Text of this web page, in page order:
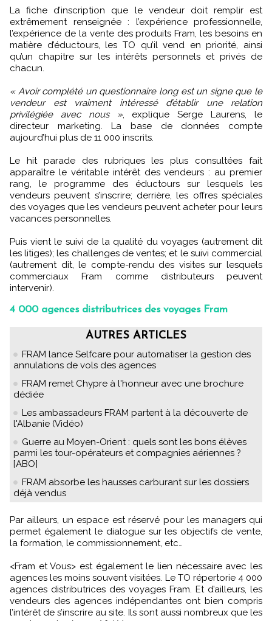
La fiche d’inscription que le vendeur doit remplir est
extrêmement renseignée : l’expérience professionnelle,
l’expérience de la vente des produits Fram, les besoins en
matière d’éductours, les TO qu’il vend en priorité, ainsi
qu’un chapitre sur les intérêts personnels et privés de
chacun.
« Avoir complété un questionnaire long est un signe que le
vendeur est vraiment intéressé d’établir une relation
privilégiée avec nous », explique Serge Laurens, le
directeur marketing. La base de données compte
aujourd’hui plus de 11 000 inscrits.
Le hit parade des rubriques les plus consultées fait
apparaître le véritable intérêt des vendeurs : au premier
rang, le programme des éductours sur lesquels les
vendeurs peuvent s’inscrire; derrière, les offres spéciales
des voyages que les vendeurs peuvent acheter pour leurs
vacances personnelles.
Puis vient le suivi de la qualité du voyages (autrement dit
les litiges); les challenges de ventes; et le suivi commercial
(autrement dit, le compte-rendu des visites sur lesquels
commerciaux Fram comme distributeurs peuvent
intervenir).
4 000 agences distributrices des voyages Fram
AUTRES ARTICLES
FRAM lance Selfcare pour automatiser la gestion des
annulations de vols des agences
FRAM remet Chypre à l'honneur avec une brochure
dédiée
Les ambassadeurs FRAM partent à la découverte de
l'Albanie (Vidéo)
Guerre au Moyen-Orient : quels sont les bons élèves
parmi les tour-opérateurs et compagnies aériennes ?
[ABO]
FRAM absorbe les hausses carburant sur les dossiers
déjà vendus
Par ailleurs, un espace est réservé pour les managers qui
permet également le dialogue sur les objectifs de vente,
la formation, le commissionnement, etc…
<Fram et Vous> est également le lien nécessaire avec les
agences les moins souvent visitées. Le TO répertorie 4 000
agences distributrices des voyages Fram. Et d’ailleurs, les
vendeurs des agences indépendantes ont bien compris
l’intérêt de s’inscrire au site. Ils sont aussi nombreux que les